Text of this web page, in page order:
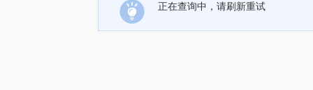
正在查询中，请刷新重试